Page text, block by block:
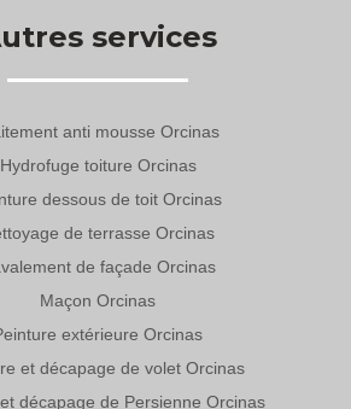
services
anti mousse Orcinas
Hydrofuge toiture Orcinas
dessous de toit Orcinas
de terrasse Orcinas
de façade Orcinas
Maçon Orcinas
extérieure Orcinas
et décapage de volet Orcinas
décapage de Persienne Orcinas